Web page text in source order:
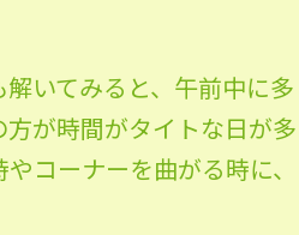
いてみると、午前中に多
が時間がタイトな日が多
コーナーを曲がる時に、